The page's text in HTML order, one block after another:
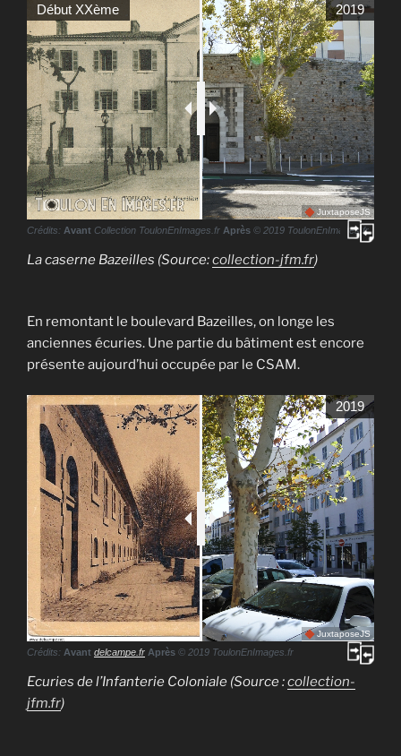
Début XXème 2019
JuxtaposeJS
Crédits: Avant Collection ToulonEnImages.fr Après © 2019 ToulonEnImages.fr
La caserne Bazeilles (Source:collection-jfm.fr)
En remontant le boulevard Bazeilles, on longe les
anciennes écuries. Une partie du bâtiment est encore
présente aujourd’hui occupée par le CSAM.
2019
JuxtaposeJS
Crédits: Avant delcampe.fr Après © 2019 ToulonEnImages.fr
Ecuries de l’Infanterie Coloniale (Source :collection-
jfm.fr)